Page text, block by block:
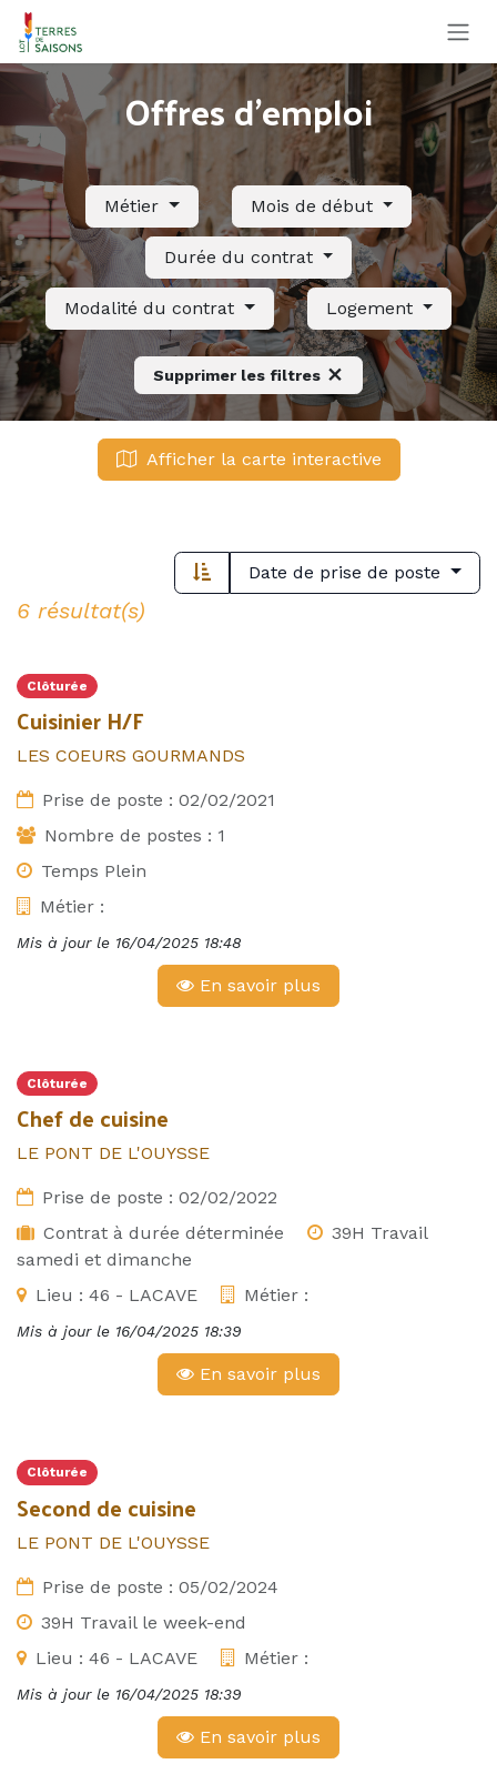
Se rendre au contenu
Offres d'emploi
Métier Mois de début
Durée du contrat
Modalité du contrat Logement
Supprimer les filtres
Afficher la carte interactive
Date de prise de poste
6 résultat(s)
Clôturée
Cuisinier H/F
LES COEURS GOURMANDS
Prise de poste : 02/02/2021
Nombre de postes : 1
Temps Plein
Métier :
Mis à jour le 16/04/2025 18:48
En savoir plus
Clôturée
Chef de cuisine
LE PONT DE L'OUYSSE
Prise de poste : 02/02/2022
Contrat à durée déterminée
39H Travail
samedi et dimanche
Lieu : 46 - LACAVE Métier :
Mis à jour le 16/04/2025 18:39
En savoir plus
Clôturée
Second de cuisine
LE PONT DE L'OUYSSE
Prise de poste : 05/02/2024
39H Travail le week-end
Lieu : 46 - LACAVE Métier :
Mis à jour le 16/04/2025 18:39
En savoir plus